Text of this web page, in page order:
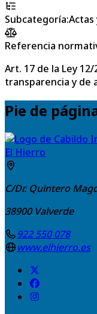
Subcategoría:Actas
Referencia
Art. 17 de la Ley
transparencia y de
Pie de
El Hierro
C/Dr. Quintero
38900 Valverde
922 550 078
www.elhierro.es